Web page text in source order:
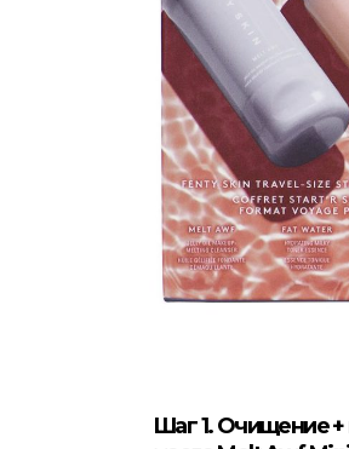
Шаг 1. Очищение +